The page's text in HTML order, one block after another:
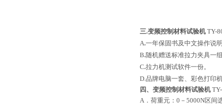
三.变频控制材料试验机TY-
A.一年保固书及中文操作说
B.随机赠送标准拉力夹具一
C.拉力机测试软件一份。
D.品牌电脑一套、彩色打印
四、变频控制 材料试验机
A．荷重元：0－5000N区间